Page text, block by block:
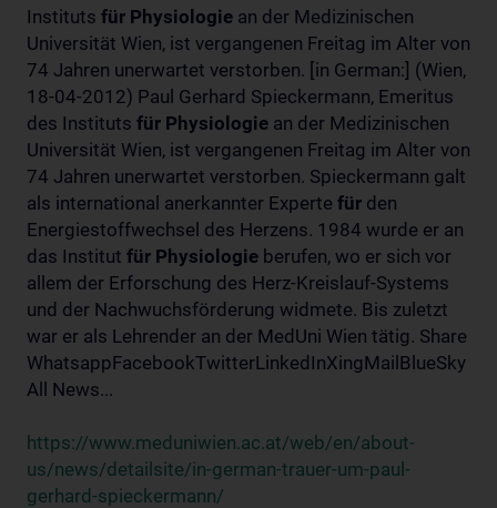
Instituts für Physiologie an der Medizinischen
Universität Wien, ist vergangenen Freitag im Alter von
74 Jahren unerwartet verstorben. [in German:] (Wien,
18-04-2012) Paul Gerhard Spieckermann, Emeritus
des Instituts für Physiologie an der Medizinischen
Universität Wien, ist vergangenen Freitag im Alter von
74 Jahren unerwartet verstorben. Spieckermann galt
als international anerkannter Experte für den
Energiestoffwechsel des Herzens. 1984 wurde er an
das Institut für Physiologie berufen, wo er sich vor
allem der Erforschung des Herz-Kreislauf-Systems
und der Nachwuchsförderung widmete. Bis zuletzt
war er als Lehrender an der MedUni Wien tätig. Share
WhatsappFacebookTwitterLinkedInXingMailBlueSky
All News...
https://www.meduniwien.ac.at/web/en/about-
us/news/detailsite/in-german-trauer-um-paul-
gerhard-spieckermann/